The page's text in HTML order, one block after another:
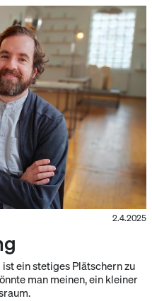
2.4.2025
ein stetiges Plätschern zu
man meinen, ein kleiner